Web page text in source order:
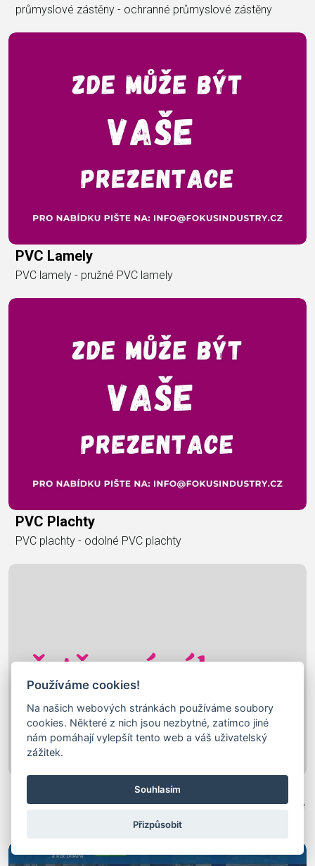
průmyslové zástěny - ochranné průmyslové zástěny
PVC Lamely
PVC lamely - pružné PVC lamely
PVC Plachty
PVC plachty - odolné PVC plachty
řetězové zábrany - zábrany s řetězy, ohraničovací řetězové
Používáme cookies!
Na našich webových stránkách používáme soubory
cookies. Některé z nich jsou nezbytné, zatímco jiné
nám pomáhají vylepšít tento web a váš uživatelský
zážitek.
Souhlasím
Přizpůsobit